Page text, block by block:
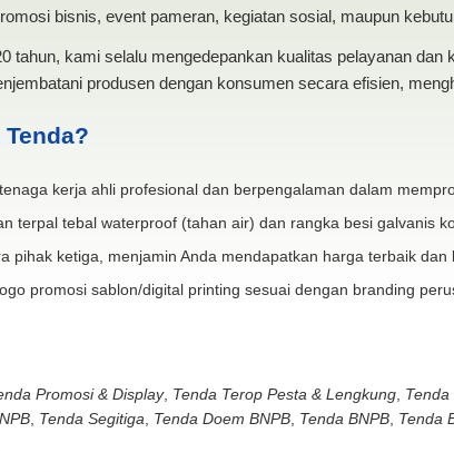
bisnis, event pameran, kegiatan sosial, maupun
tahun, kami selalu mengedepankan kualitas pelayanan dan
produsen dengan konsumen secara efisien,
kerja ahli profesional dan berpengalaman dalam
terpal tebal waterproof (tahan air) dan rangka besi galvanis
pihak ketiga, menjamin Anda mendapatkan harga terbaik dan
promosi sablon/digital printing sesuai dengan branding
Promosi & Display, Tenda Terop Pesta & Lengkung,
, Tenda Segitiga Tenda Doem BNPB, Tenda BNPB, Tenda